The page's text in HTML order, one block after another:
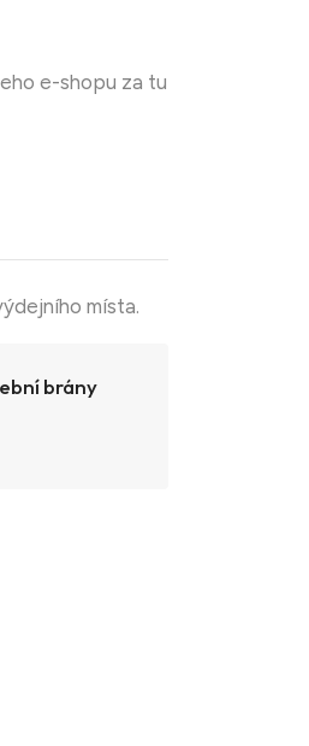
e-shopu za tu
místa.
brány